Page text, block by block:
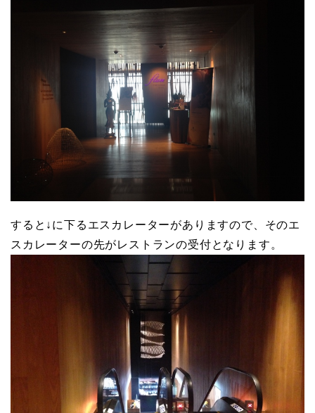
すると↓に下るエスカレーターがありますので、そのエ
スカレーターの先がレストランの受付となります。